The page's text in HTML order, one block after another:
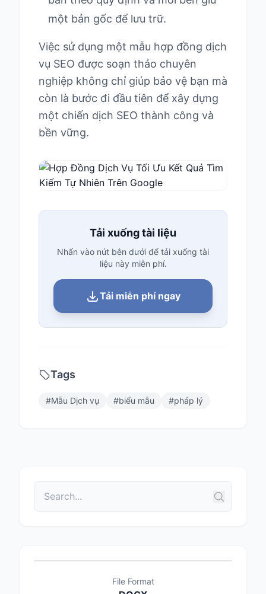
một bản gốc để lưu trữ.
Việc sử dụng một mẫu hợp đồng dịch
vụ SEO được soạn thảo chuyên
nghiệp không chỉ giúp bảo vệ bạn mà
còn là bước đi đầu tiên để xây dựng
một chiến dịch SEO thành công và
bền vững.
Tải xuống tài liệu
Nhấn vào nút bên dưới để tải xuống tài
liệu này miễn phí.
Tải miễn phí ngay
Tags
#Mẫu Dịch vụ #biểu mẫu #pháp lý
File Format